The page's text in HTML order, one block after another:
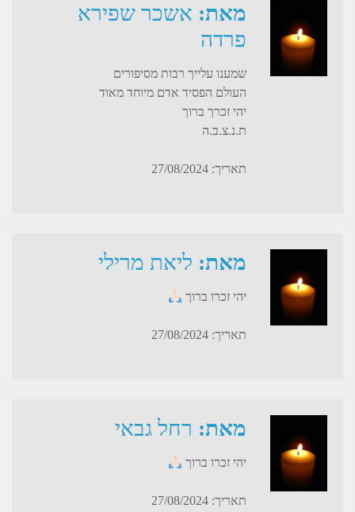
מאת: אשכר שפירא
פרדה
שמענו עלייך רבות מסיפורים
העולם הפסיד אדם מיוחד מאוד
יהי זכרך ברוך
ת.נ.צ.ב.ה
תאריך: 27/08/2024
מאת: ליאת מרילי
יהי זכרו ברוך
תאריך: 27/08/2024
מאת: רחל גבאי
יהי זכרו ברוך
תאריך: 27/08/2024